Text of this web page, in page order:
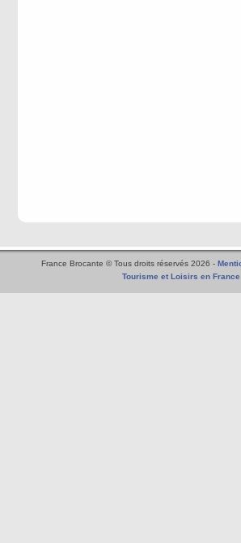
France Brocante © Tous droits réservés 2026 -
Tourisme et Loisirs en France